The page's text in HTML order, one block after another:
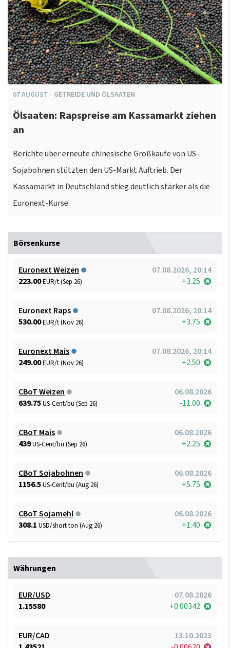
07AUGUST - GETREIDE UND ÖLSAATEN
Ölsaaten: Rapspreise am Kassamarkt ziehen
an
Berichte über erneute chinesische Großkäufe von US-
Sojabohnen stützten den US-Markt Auftrieb. Der
Kassamarkt in Deutschland stieg deutlich stärker als die
Euronext-Kurse.
Börsenkurse
Euronext Weizen
07.08.2026, 20:14
223.00EUR/t (Sep 26) +3.25
Euronext Raps
07.08.2026, 20:14
530.00EUR/t (Nov 26) +3.75
Euronext Mais
07.08.2026, 20:14
249.00EUR/t (Nov 26) +2.50
CBoT Weizen
06.08.2026
639.75US-Cent/bu (Sep 26) -11.00
CBoT Mais
06.08.2026
439US-Cent/bu (Sep 26) +2.25
CBoT Sojabohnen
06.08.2026
1156.5US-Cent/bu (Aug 26) +5.75
CBoT Sojamehl
06.08.2026
308.1 USD/short ton (Aug 26) +1.40
Währungen
EUR/USD
07.08.2026
1.15580
+0.00342
EUR/CAD
13.10.2023